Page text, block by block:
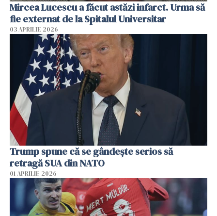
Mircea Lucescu a făcut astăzi infarct. Urma să
fie externat de la Spitalul Universitar
03 APRILIE 2026
Trump spune că se gândeşte serios să
retragă SUA din NATO
01 APRILIE 2026